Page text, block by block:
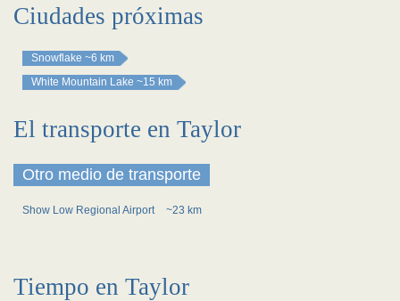
Ciudades próximas
Snowflake ~6 km
White Mountain Lake ~15 km
El transporte en Taylor
Otro medio de transporte
Show Low Regional Airport ~23 km
Tiempo en Taylor